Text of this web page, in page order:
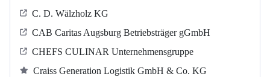
C. D. Wälzholz KG
CAB Caritas Augsburg Betriebsträger gGmbH
CHEFS CULINAR Unternehmensgruppe
Craiss Generation Logistik GmbH & Co. KG